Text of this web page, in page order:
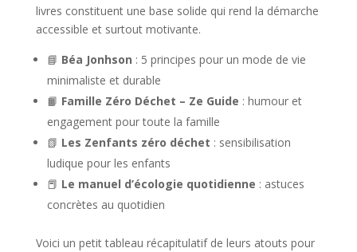
livres constituent une base solide qui rend la démarche
accessible et surtout motivante.
📘 Béa Jonhson : 5 principes pour un mode de vie
minimaliste et durable
📙 Famille Zéro Déchet – Ze Guide : humour et
engagement pour toute la famille
📗 Les Zenfants zéro déchet : sensibilisation
ludique pour les enfants
📕 Le manuel d’écologie quotidienne : astuces
concrètes au quotidien
Voici un petit tableau récapitulatif de leurs atouts pour